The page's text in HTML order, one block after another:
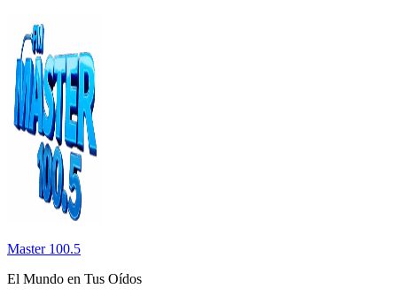
Master 100.5
El Mundo en Tus Oídos